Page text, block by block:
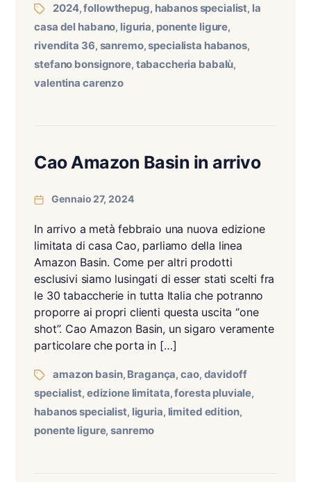
2024,followthepug, habanos specialist, la
casa del habano, liguria, ponente ligure,
rivendita 36, sanremo,specialista habanos,
stefano bonsignore, tabaccheria babalù,
valentina carenzo
Cao Amazon Basin in arrivo
Gennaio 27, 2024
In arrivo a metà febbraio una nuova edizione
limitata di casa Cao, parliamo della linea
Amazon Basin. Come per altri prodotti
esclusivi siamo lusingati di esser stati scelti fra
le 30 tabaccherie in tutta Italia che potranno
proporre ai propri clienti questa uscita “one
shot”. Cao Amazon Basin, un sigaro veramente
particolare che porta in […]
amazon basin, Bragança,cao, davidoff
specialist, edizione limitata,foresta pluviale,
habanos specialist, liguria, limited edition,
ponente ligure,sanremo